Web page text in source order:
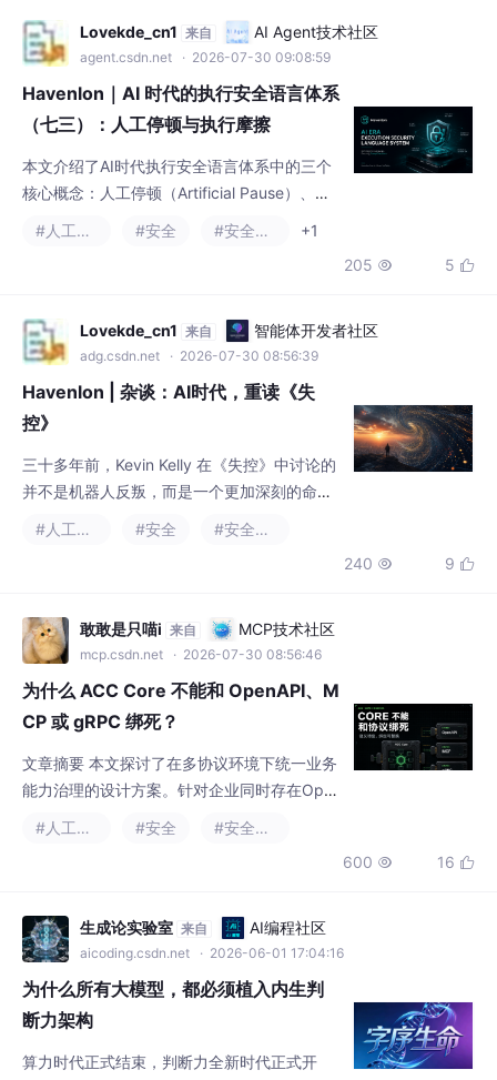
本文介绍了AI时代执行安全语言体系中的三个
核心概念：人工停顿（Artificial Pause）、执
行摩擦（Execution Friction）和人工停顿消失
（Missing Human Pause）。这些机制旨在通
过人为设置的等待、确认步骤和限制条件，在
自动化执行链中建立安全边界，防止错误和恶
意行为的无限制传播。文章还概述了AI Agent
及自
#人工智能 #安全 #安全架构
+1
205  5 
Lovekde_cn1 来自 智能体开发者社区
adg.csdn.net · 2026-07-30 08:56:39
三十多年前，Kevin Kelly 在《失控》中讨论的
并不是机器人反叛，而是一个更加深刻的命
题：随着技术不断演化，系统将变得越来越复
杂，也越来越难以被任何一个人完全理解。今
天，当大模型、AI Agent 和多智能体系统快速
发展，我们或许才真正走进了《失控》所描绘
的世界。重读这本经典，不是为了寻找它是否
时代：未来最重要的变化，也许不是机器越来
#人工智能 #安全
#安全架构
240  9 
敢敢是只喵i 来自 MCP技术社区
mcp.csdn.net · 2026-07-30 08:56:46
文章摘要 本文探讨了在多协议环境下统一业务
能力治理的设计方案。针对企业同时存在Ope
nAPI、gRPC和MCP三种接口协议的情况，提
出通过ACC（Agent Capability Core）实现治
理语义与协议绑定的解耦。核心观点包括： 将
治理要素分为四层：ACC Core定义可移植的
治理语义，Binding处理协议适配，Runtime执
调Co
#人工智能 #安全
#安全架构
600  16 
生成论实验室 来自 AI编程社区
aicoding.csdn.net · 2026-06-01 17:04:16
算力时代正式结束，判断力全新时代正式开
启。生成能力只是人工智能的外壳，自我判断
能力，才是人工智能的底层灵魂。唯有植入内
决幻觉漏洞、思维失控、伦理隐患、行为越界
全部长久难题。
#人工智能 #机器人 #安全架构
+2
415  7